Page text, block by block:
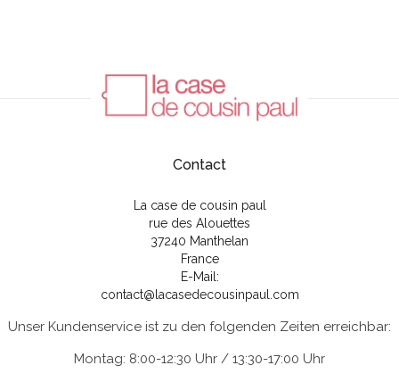
Contact
La case de cousin paul
rue des Alouettes
37240 Manthelan
France
E-Mail:
contact@lacasedecousinpaul.com
Unser Kundenservice ist zu den folgenden Zeiten erreichbar:
Montag: 8:00-12:30 Uhr / 13:30-17:00 Uhr